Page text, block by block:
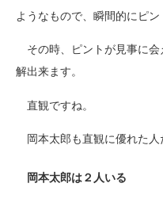
ようなもので、瞬間的にピン
その時、ピントが見事に会
解出来ます。
直観ですね。
岡本太郎も直観に優れた人
岡本太郎は２人いる